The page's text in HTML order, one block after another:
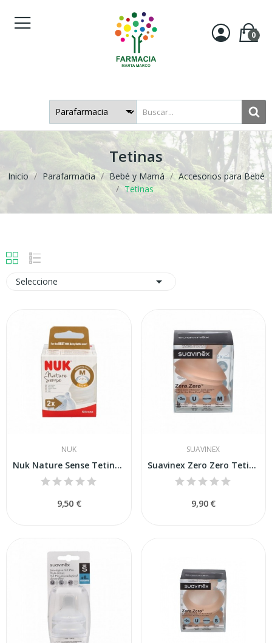
0
Tetinas
Inicio Parafarmacia Bebé y Mamá
Accesorios para Bebé
Tetinas
Seleccione 
NUK
Nuk Nature Sense Tetina Silicona Anticólico 2uds
9,50 €
SUAVINEX
Suavinex Zero Zero Tetina Silicona Lactancia...
9,90 €